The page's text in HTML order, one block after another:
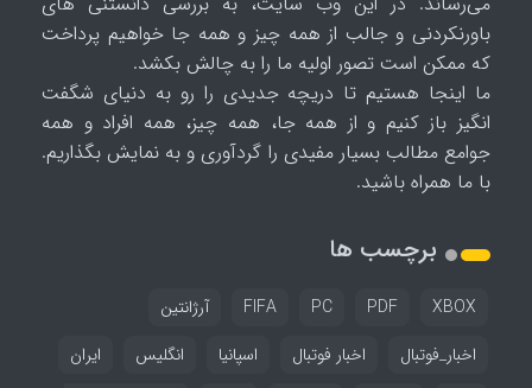
باورنکردنی و جالب از همه چیز و همه جا خواهیم پرداخت
که ممکن است تصور اولیه ما را به چالش بکشد.
ما اینجا هستیم تا دریچه جدیدی را رو به دنیای شگفت
انگیز باز کنیم و از همه جا، همه چیز، همه افراد و همه
جوامع مطالب بسیار مفیدی را گردآوری و به نمایش بگذاریم.
با ما همراه باشید.
برچسب ها
FIFA PC PDF XBOX
آرژانتین
اخبار_فوتبال
اخبار فوتبال اسپانیا انگلیس
ایران